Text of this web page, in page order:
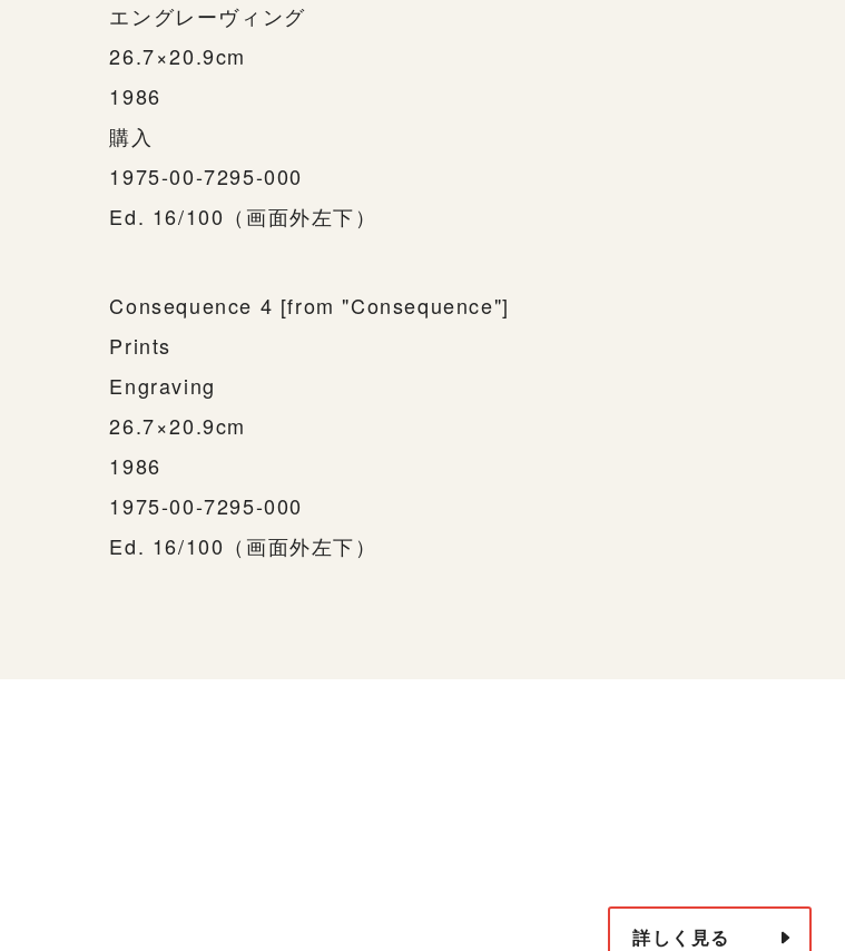
エングレーヴィング
26.7×20.9cm
1986
購入
1975-00-7295-000
Ed. 16/100（画面外左下）
Consequence 4 [from "Consequence"]
Prints
Engraving
26.7×20.9cm
1986
1975-00-7295-000
Ed. 16/100（画面外左下）
詳しく見る